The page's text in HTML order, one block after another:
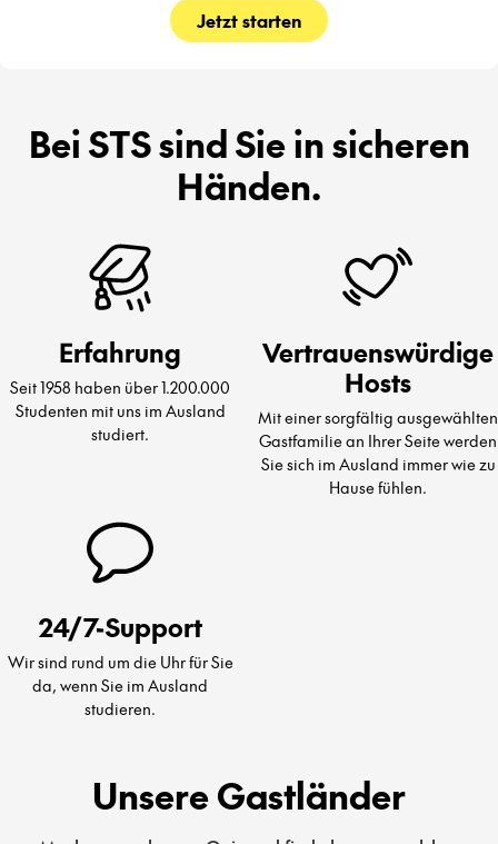
Jetzt starten
Bei STS sind Sie in sicheren
Händen.
Erfahrung
Seit 1958 haben über 1.200.000
Studenten mit uns im Ausland
studiert.
Vertrauenswürdige
Hosts
Mit einer sorgfältig ausgewählten
Gastfamilie an Ihrer Seite werden
Sie sich im Ausland immer wie zu
Hause fühlen.
24/7-Support
Wir sind rund um die Uhr für Sie
da, wenn Sie im Ausland
studieren.
Unsere Gastländer